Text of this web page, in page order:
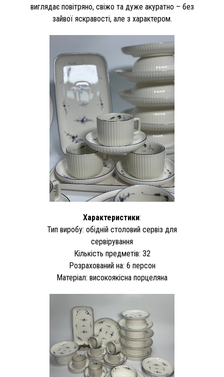
виглядає повітряно, свіжо та дуже акуратно – без
зайвої яскравості, але з характером.
Характеристики:
Тип виробу: обідній столовий сервіз для
сервірування
Кількість предметів: 32
Розрахований на: 6 персон
Матеріал: високоякісна порцеляна